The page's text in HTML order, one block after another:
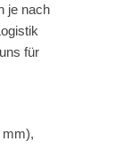
je nach
für
mm),